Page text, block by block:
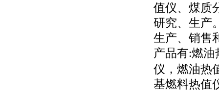
值仪、煤质
研究、生产
生产、销售
产品有:燃油
仪，燃油热
基燃料热值